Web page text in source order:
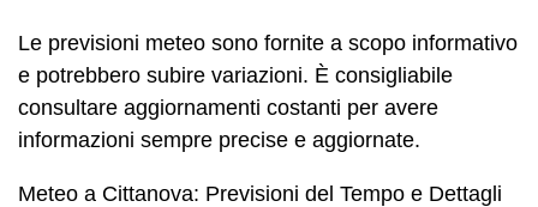
Le previsioni meteo sono fornite a scopo informativo
e potrebbero subire variazioni. È consigliabile
consultare aggiornamenti costanti per avere
informazioni sempre precise e aggiornate.
Meteo a Cittanova: Previsioni del Tempo e Dettagli